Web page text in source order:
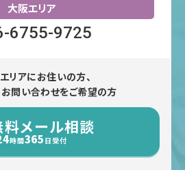
大阪エリア
6755-9725
リアにお住いの方、
問い合わせをご希望の方
料メール相談
時間365 日受付